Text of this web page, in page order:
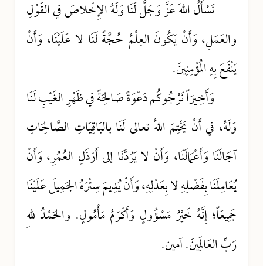
نَسْأَلُ اللهَ عَزَّ وَجَلَّ لَنَا وَلَهُ الإِخْلاصَ في القَوْلِ
والعَمَلِ، وَأَنْ يَكُونَ العِلْمُ حُجَّةً لَنَا لا عَلَيْنَا، وَأَنْ
يَنْفَعَ بِهِ المُؤْمِنِينَ.
وَأَخِيرَاً نَرْجُوكُم دَعْوَةً صَالِحَةً في ظَهْرِ الغَيْبِ لَنَا
وَلَهُ، في أَنْ يَخْتِمَ اللهُ تعالى لَنَا بالبَاقِيَاتِ الصَّالِحَاتِ
آجَالَنَا وَأَعْمَالَنَا، وَأَنْ لا يَرُدَّنَا إلى أَرْذَلِ العُمُرِ، وَأَنْ
يُعَامِلَنَا بِفَضْلِهِ لا بِعَدْلِهِ، وَأَنْ يُدِيمَ سِتْرَهُ الجَمِيلَ عَلَيْنَا
جَمِيعَاً؛ إِنَّهُ خَيْرُ مَسْؤُولٍ وَأَكْرَمُ مَأْمُولٍ. والحَمْدُ للهِ
رَبِّ العَالَمِينَ. آمين.